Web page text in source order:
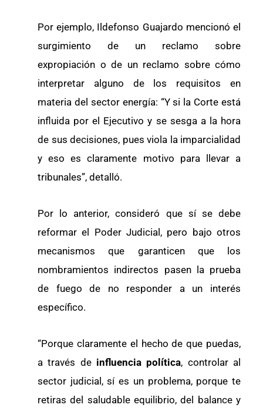
Por ejemplo, Ildefonso Guajardo mencionó el
surgimiento de un reclamo sobre
expropiación o de un reclamo sobre cómo
interpretar alguno de los requisitos en
materia del sector energía: “Y si la Corte está
influida por el Ejecutivo y se sesga a la hora
de sus decisiones, pues viola la imparcialidad
y eso es claramente motivo para llevar a
tribunales”, detalló.
Por lo anterior, consideró que sí se debe
reformar el Poder Judicial, pero bajo otros
mecanismos que garanticen que los
nombramientos indirectos pasen la prueba
de fuego de no responder a un interés
específico.
“Porque claramente el hecho de que puedas,
a través de influencia política, controlar al
sector judicial, sí es un problema, porque te
retiras del saludable equilibrio, del balance y